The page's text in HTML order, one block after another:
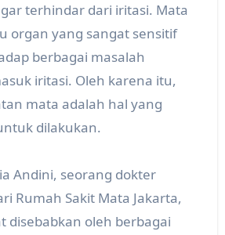
terhindar dari iritasi. Mata
organ yang sangat sensitif
berbagai masalah
iritasi. Oleh karena itu,
mata adalah hal yang
dilakukan.
Andini, seorang dokter
Rumah Sakit Mata Jakarta,
disebabkan oleh berbagai